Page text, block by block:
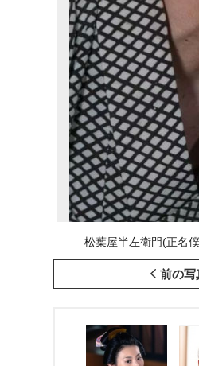
松葉屋半左衛門(正名
前の写